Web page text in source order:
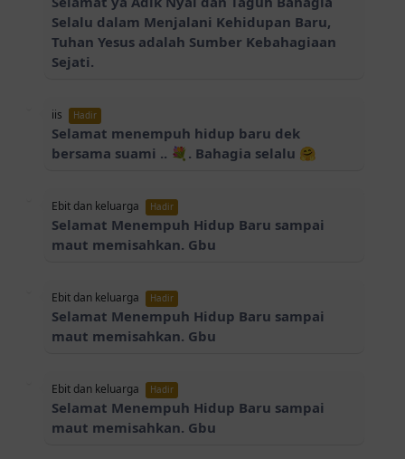
Selalu dalam Menjalani Kehidupan Baru,
Tuhan Yesus adalah Sumber Kebahagiaan
Sejati.
iis Hadir
Selamat menempuh hidup baru dek
bersama suami .. 💐. Bahagia selalu 🤗
Ebit dan keluarga Hadir
Selamat Menempuh Hidup Baru sampai
maut memisahkan. Gbu
Ebit dan keluarga Hadir
Selamat Menempuh Hidup Baru sampai
maut memisahkan. Gbu
Ebit dan keluarga Hadir
Selamat Menempuh Hidup Baru sampai
maut memisahkan. Gbu